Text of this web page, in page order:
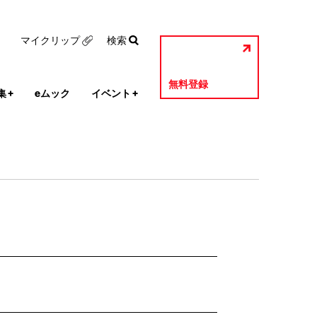
+ eムック イベント +
無料登録
マイクリップ 検索